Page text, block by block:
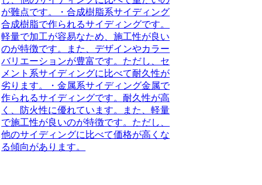
が難点です。・合成樹脂系サイディング
合成樹脂で作られるサイディングです。
軽量で加工が容易なため、施工性が良い
のが特徴です。また、デザインやカラー
バリエーションが豊富です。ただし、セ
メント系サイディングに比べて耐久性が
劣ります。・金属系サイディング金属で
作られるサイディングです。耐久性が高
く、防火性に優れています。また、軽量
で施工性が良いのが特徴です。ただし、
他のサイディングに比べて価格が高くな
る傾向があります。